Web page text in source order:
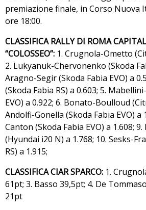
premiazione finale, in Corso Nuova
ore 18:00.
CLASSIFICA RALLY DI ROMA
“COLOSSEO”: 1. Crugnola-Ometto
2. Lukyanuk-Chervonenko (Skoda
Aragno-Segir (Skoda Fabia EVO) a
(Skoda Fabia RS) a 0.603; 5.
EVO) a 0.922; 6. Bonato-Boulloud
Andolfi-Gonella (Skoda Fabia EVO) a
Canton (Skoda Fabia EVO) a 1.608;
(Hyundai i20 N) a 1.768; 10. Sesks-
RS) a 1.915;
CLASSIFICA CIAR SPARCO: 1.
61pt; 3. Basso 39,5pt; 4. De
21pt